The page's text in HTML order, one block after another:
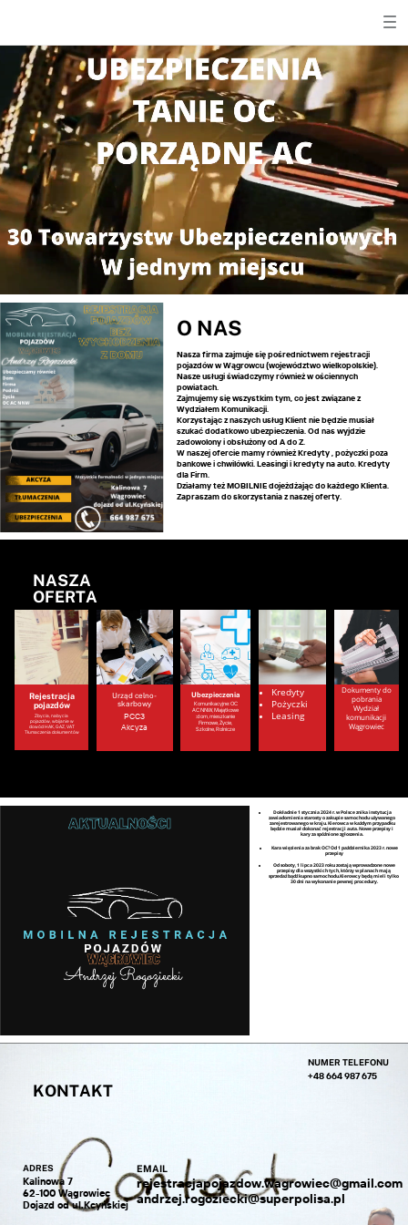
O NAS
Nasza firma zajmuje się pośrednictwem rejestracji
pojazdów w Wągrowcu (województwo wielkopolskie).
Nasze usługi świadczymy również w ościennych
powiatach.
Zajmujemy się wszystkim tym, co jest związane z
Wydziałem Komunikacji.
Korzystając z naszych usług Klient nie będzie musiał
szukać dodatkowo ubezpieczenia. Od nas wyjdzie
zadowolony i obsłużony od A do Z.
W naszej ofercie mamy również Kredyty , pożyczki poza
bankowe i chwilówki. Leasingi i kredyty na auto. Kredyty
dla Firm.
Działamy też MOBILNIE dojeżdżając do każdego Klienta.
Zapraszam do skorzystania z naszej oferty.
NASZA
OFERTA
Rejestracja
pojazdów
Zbycia, nabycia
pojazdów, wbijanie w
dowód HAK, GAZ, VAT
Tłumaczenia dokumentów
Urząd celno-
skarbowy
PCC3
Akcyza
Ubezpieczenia
Komunikacyjne: OC
AC NNW, Majątkowe
:dom, mieszkanie
Firmowe, Życie,
Szkolne, Rolnicze
Kredyty
Pożyczki
Leasing
Dokumenty do
pobrania
Wydział
komunikacji
Wągrowiec
Dokładnie 1 stycznia 2024 r. w Polsce znika instytucja
zawiadomienia starosty o zakupie samochodu używanego
zarejestrowanego w kraju. Kierowca w każdym przypadku
będzie musiał dokonać rejestracji auta. Nowe przepisy i
kary za spóźnione zgłoszenia.
AKTUALNOŚCI
Kara więzienia za brak OC? Od 1 października 2023 r. nowe
przepisy
Od soboty, 1 lipca 2023 roku zostają wprowadzone nowe
przepisy dla wszystkich tych, którzy w planach mają
sprzedaż bądź kupno samochodu.Kierowcy będą mieli tylko
30 dni na wykonanie pewnej procedury.
KONTAKT
NUMER TELEFONU
+48 664 987 675
ADRES
Kalinowa 7
62-100 Wągrowiec
Dojazd od ul.Kcyńskiej
EMAIL
rejestracjapojazdow.wagrowiec@gmail.com
andrzej.rogoziecki@superpolisa.pl